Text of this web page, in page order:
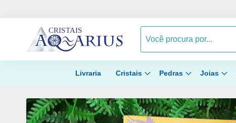
Livraria Cristais Pedras Joias